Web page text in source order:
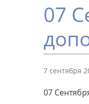
07
7 сентября
07